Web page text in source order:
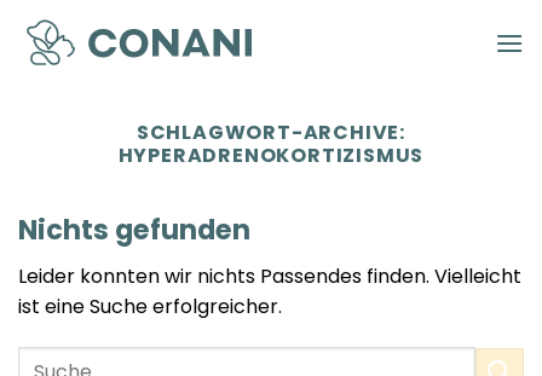
Zum
Inhalt
springen
SCHLAGWORT-ARCHIVE:
HYPERADRENOKORTIZISMUS
Nichts gefunden
Leider konnten wir nichts Passendes finden. Vielleicht
ist eine Suche erfolgreicher.